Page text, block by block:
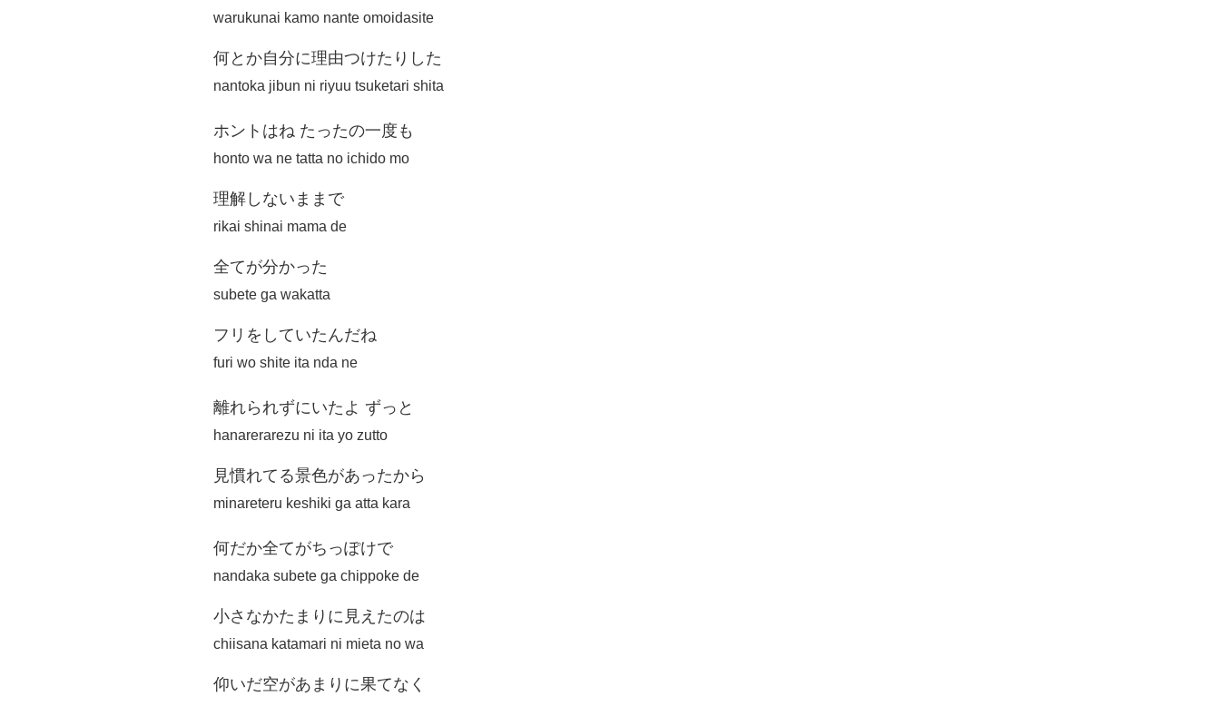
warukunai kamo nante omoidasite
何とか自分に理由つけたりした
nantoka jibun ni riyuu tsuketari shita
ホントはね たったの一度も
honto wa ne tatta no ichido mo
理解しないままで
rikai shinai mama de
全てが分かった
subete ga wakatta
フリをしていたんだね
furi wo shite ita nda ne
離れられずにいたよ ずっと
hanarerarezu ni ita yo zutto
見慣れてる景色があったから
minareteru keshiki ga atta kara
何だか全てがちっぽけで
nandaka subete ga chippoke de
小さなかたまりに見えたのは
chiisana katamari ni mieta no wa
仰いだ空があまりに果てなく